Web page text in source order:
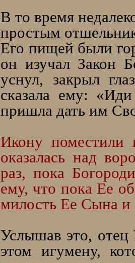
В то время
простым
Его пищей были
он изучал Закон
уснул, закрыл
сказала ему:
пришла дать им
Икону
оказалась над
раз, пока
ему, что пока Ее
милость Ее Сына и
Услышав это,
этом игумену,